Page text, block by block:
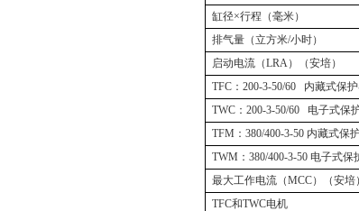
缸径×行程（毫米）
排气量（立方米/小时）
启动电流（LRA）（安培）
TFC ：200-3-50/60 内藏式保
TWC ：200-3-50/60 电子式保
TFM ：380/400-3-50 内藏式保
TWM ：380/400-3-50 电子式保
最大工作电流（MCC）（安培
TFC和TWC电机